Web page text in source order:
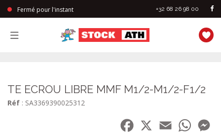
Fermé pour l'instant +32 68 26 98 00
TE ECROU LIBRE MMF M1/2-M1/2-F1/2
Réf : SA3369390025312
Facebook
Email